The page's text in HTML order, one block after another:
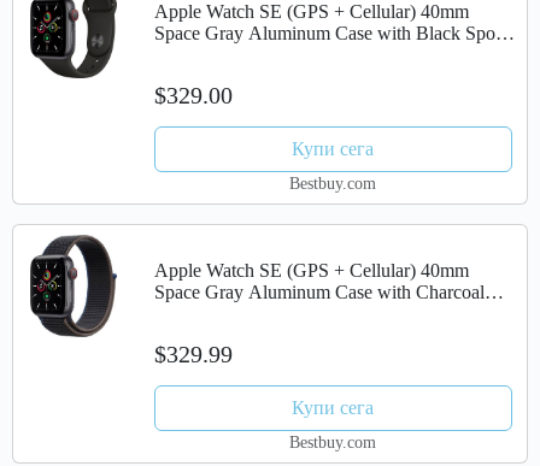
Apple Watch SE (GPS + Cellular) 40mm
Space Gray Aluminum Case with Black Sport
$329.00
Купи сега
Bestbuy.com
Apple Watch SE (GPS + Cellular) 40mm
Space Gray Aluminum Case with Charcoal
$329.99
Купи сега
Bestbuy.com